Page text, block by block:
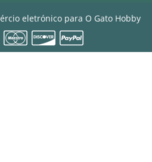
eletrónico para O Gato Hobby